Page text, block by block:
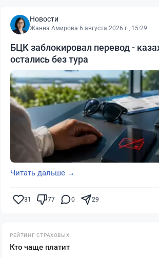
Новости
Жанна Амирова·6 августа 2026 г., 15:29
БЦК заблокировал перевод -
остались без тура
Читать дальше →
31 77 0 29
РЕЙТИНГ СТРАХОВЫХ
Кто чаще платит